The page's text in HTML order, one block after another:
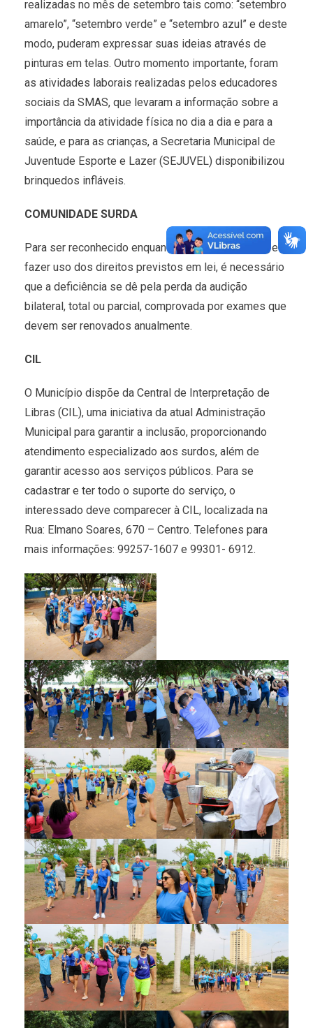
realizadas no mês de setembro tais como: “setembro
amarelo”, “setembro verde” e “setembro azul” e deste
modo, puderam expressar suas ideias através de
pinturas em telas. Outro momento importante, foram
as atividades laborais realizadas pelos educadores
sociais da SMAS, que levaram a informação sobre a
importância da atividade física no dia a dia e para a
saúde, e para as crianças, a Secretaria Municipal de
Juventude Esporte e Lazer (SEJUVEL) disponibilizou
brinquedos infláveis.
COMUNIDADE SURDA
Para ser reconhecido enquanto deficiente auditivo e
fazer uso dos direitos previstos em lei, é necessário
que a deficiência se dê pela perda da audição
bilateral, total ou parcial, comprovada por exames que
devem ser renovados anualmente.
CIL
O Município dispõe da Central de Interpretação de
Libras (CIL), uma iniciativa da atual Administração
Municipal para garantir a inclusão, proporcionando
atendimento especializado aos surdos, além de
garantir acesso aos serviços públicos. Para se
cadastrar e ter todo o suporte do serviço, o
interessado deve comparecer à CIL, localizada na
Rua: Elmano Soares, 670 – Centro. Telefones para
mais informações: 99257-1607 e 99301- 6912.